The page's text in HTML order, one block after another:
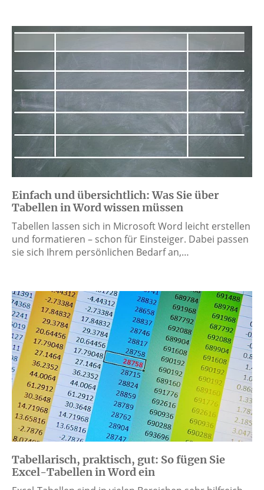
Einfach und übersichtlich: Was Sie über
Tabellen in Word wissen müssen
Tabellen lassen sich in Microsoft Word leicht erstellen
und formatieren – schon für Einsteiger. Dabei passen
sie sich Ihrem persönlichen Bedarf an,…
Tabellarisch, praktisch, gut: So fügen Sie
Excel-Tabellen in Word ein